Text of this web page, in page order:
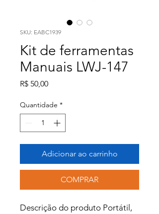
SKU: EABC1939
Kit de ferramentas
Manuais LWJ-147
R$ 50,00Preço
Quantidade *
Adicionar ao carrinho
COMPRAR
Descrição do produto Portátil,